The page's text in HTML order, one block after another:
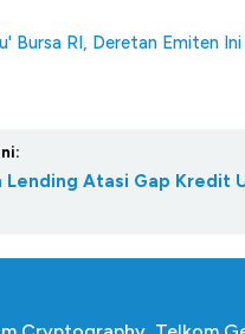
Bursa RI, Deretan Emiten
Atasi Gap Kredit